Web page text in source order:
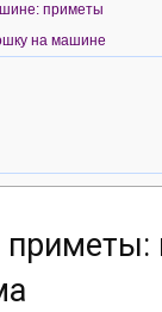
приметы
на машине
приметы: